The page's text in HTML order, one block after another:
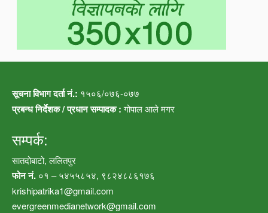
सूचना विभाग दर्ता नं.: १५०६/०७६-०७७
प्रबन्ध निर्देशक / प्रधान सम्पादक :गोपाल आले मगर
सम्पर्क:
सातदोबाटो, ललितपुर
फोन नं. ०१ – ५४५५८५४, ९८२४८८६१७६
krishipatrika1@gmail.com
evergreenmedianetwork@gmail.com